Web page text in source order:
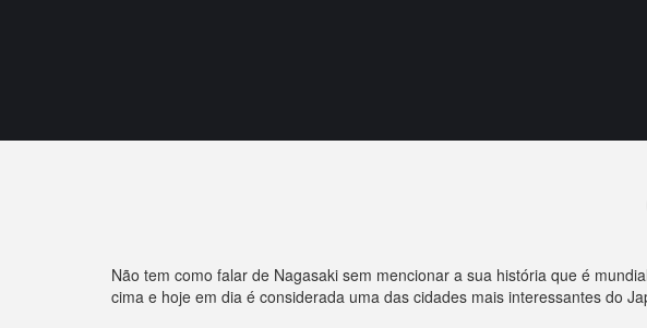
Não tem como falar de Nagasaki sem mencionar a sua história que é
cima e hoje em dia é considerada uma das cidades mais interessantes do